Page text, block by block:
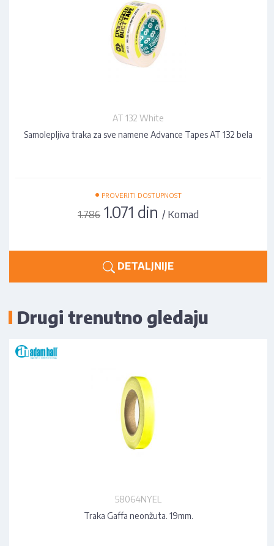
AT 132 White
Samolepljiva traka za sve namene Advance Tapes AT 132 bela
• PROVERITI DOSTUPNOST
1.786 1.071 din/ Komad
DETALJNIJE
Drugi trenutno gledaju
58064NYEL
Traka Gaffa neonžuta. 19mm.